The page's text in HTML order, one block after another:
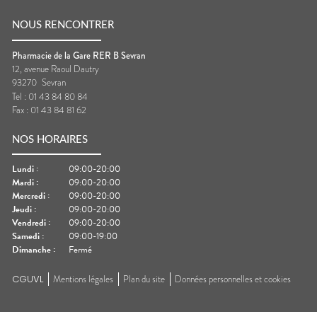
NOUS RENCONTRER
Pharmacie de la Gare RER B Sevran
12, avenue Raoul Dautry
93270 Sevran
Tel : 01 43 84 80 84
Fax : 01 43 84 81 62
NOS HORAIRES
Lundi :
09:00-20:00
Mardi :
09:00-20:00
Mercredi :
09:00-20:00
Jeudi :
09:00-20:00
Vendredi :
09:00-20:00
Samedi :
09:00-19:00
Dimanche : Fermé
CGUVL Mentions légales Plan du site Données personnelles et cookies